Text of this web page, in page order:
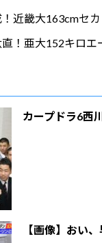
近畿大163cmセ
！亜大152キロエ
カープドラ6西
【画像】おい